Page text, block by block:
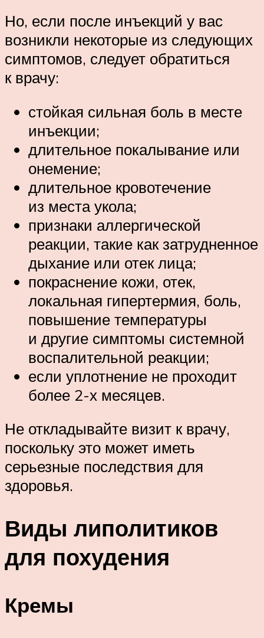
Но, если после инъекций у вас
возникли некоторые из следующих
симптомов, следует обратиться
к врачу:
стойкая сильная боль в месте
инъекции;
длительное покалывание или
онемение;
длительное кровотечение
из места укола;
признаки аллергической
реакции, такие как затрудненное
дыхание или отек лица;
покраснение кожи, отек,
локальная гипертермия, боль,
повышение температуры
и другие симптомы системной
воспалительной реакции;
если уплотнение не проходит
более 2-х месяцев.
Не откладывайте визит к врачу,
поскольку это может иметь
серьезные последствия для
здоровья.
Виды липолитиков
для похудения
Кремы